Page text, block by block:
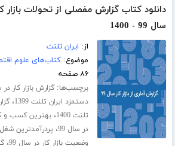
دانلود کتاب گزارش مفصلی از تحولات بازار
سال 99 - 1400
از: ایران تلنت
موضوع:کتاب‌های علوم
۸۶ صفحه
برچسب‌ها:گزارش بازار کار در
دستمزد ایران تلنت 1399
،
تلنت 1400
،بهترین کسب و
در سال 99
، پردرآمدترین شغل
وضعیت بازار کار در سال 99 ،